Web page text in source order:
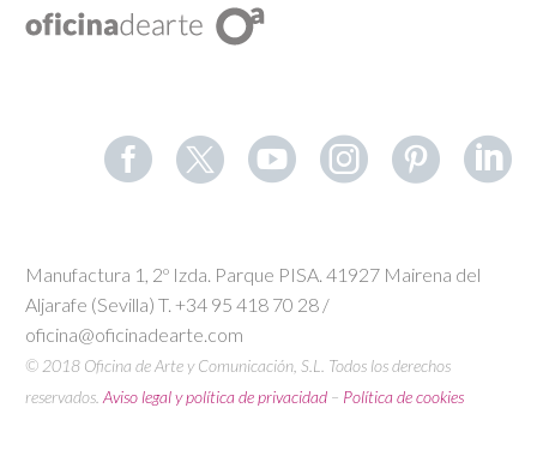
Manufactura 1, 2º Izda. Parque PISA. 41927 Mairena del
Aljarafe (Sevilla) T. +34 95 418 70 28 /
oficina@oficinadearte.com
© 2018 Oficina de Arte y Comunicación, S.L. Todos los derechos
reservados. Aviso legal y política de privacidad – Política de cookies